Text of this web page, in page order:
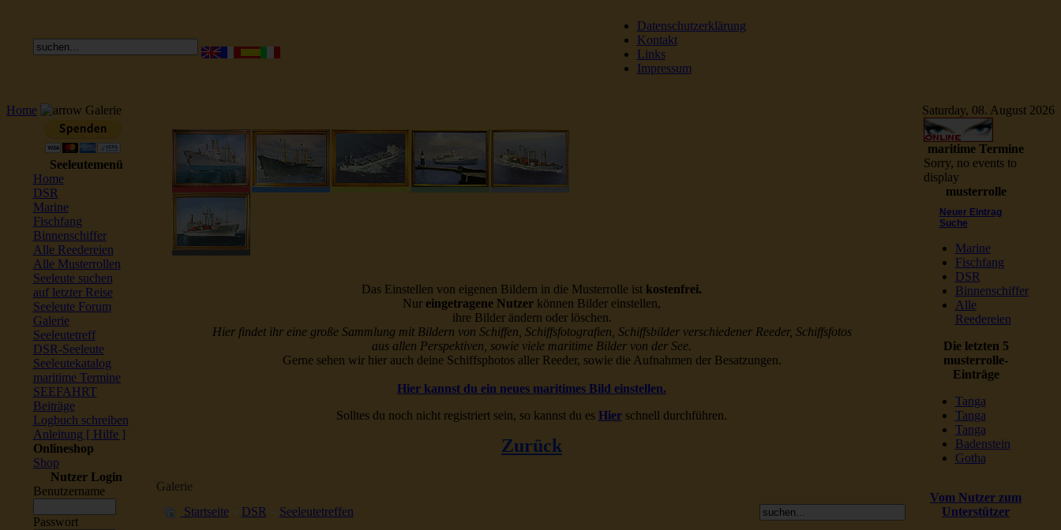
Datenschutzerklärung
Kontakt
Links
Impressum
Home Galerie Saturday, 08. August 2026
Seeleutemenü
Home
DSR
Marine
Fischfang
Binnenschiffer
Alle Reedereien
Alle Musterrollen
Seeleute suchen
auf letzter Reise
Seeleute Forum
Galerie
Seeleutetreff
DSR-Seeleute
Seeleutekatalog
maritime Termine
SEEFAHRT
Beiträge
Logbuch schreiben
Anleitung [ Hilfe ]
Onlineshop
Shop
Nutzer Login
Benutzername
Passwort
Das Einstellen von eigenen Bildern in die Musterrolle ist kostenfrei.
Nur eingetragene Nutzer können Bilder einstellen,
ihre Bilder ändern oder löschen.
Hier findet ihr eine große Sammlung mit Bildern von Schiffen, Schiffsfotografien, Schiffsbilder verschiedener Reeder, Schiffsfotos
aus allen Perspektiven, sowie viele maritime Bilder von der See.
Gerne sehen wir hier auch deine Schiffsphotos aller Reeder, sowie die Aufnahmen der Besatzungen.
Hier kannst du ein neues maritimes Bild einstellen.
Solltes du noch nicht registriert sein, so kannst du es Hier schnell durchführen.
Zurück
Galerie
Startseite» DSR » Seeleutetreffen
maritime Termine
Sorry, no events to
display
musterrolle
Neuer Eintrag
Suche
Marine
Fischfang
DSR
Binnenschiffer
Alle
Reedereien
Die letzten 5
musterrolle-
Einträge
Tanga
Tanga
Tanga
Badenstein
Gotha
Vom Nutzer zum
Unterstützer